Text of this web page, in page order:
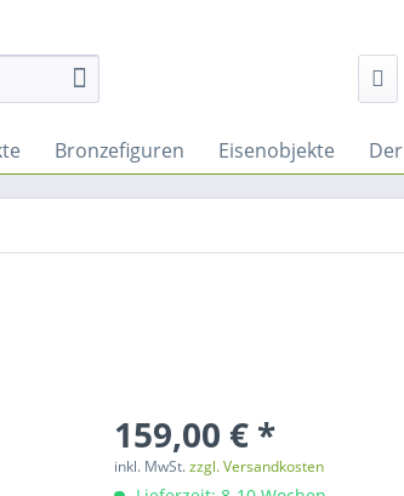
Bronzefiguren Eisenobjekte
159,00 € *
inkl. MwSt.zzgl. Versandkosten